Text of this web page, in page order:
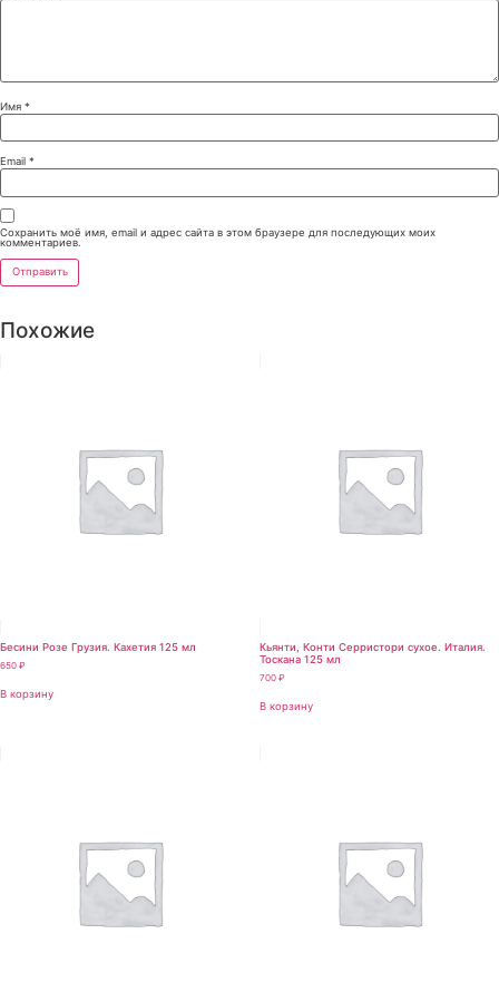
Имя *
Email *
Сохранить моё имя, email и адрес сайта в этом браузере для последующих моих
комментариев.
Похожие
Бесини Розе Грузия. Кахетия 125 мл
650 ₽
В корзину
Кьянти, Конти Серристори сухое. Италия.
Тоскана 125 мл
700 ₽
В корзину